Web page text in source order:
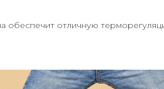
обеспечит отличную